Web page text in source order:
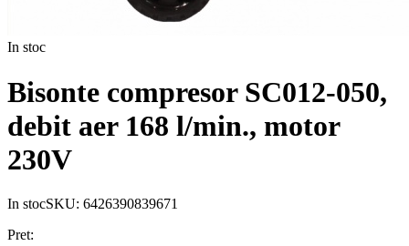
In stoc
Bisonte compresor SC012-050,
debit aer 168 l/min., motor
230V
In stocSKU: 6426390839671
Pret: